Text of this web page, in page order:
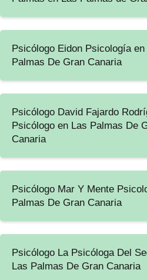
Psicólogo Eidon Psicología en
Palmas De Gran Canaria
Psicólogo David Fajardo
Psicólogo en Las Palmas De
Canaria
Psicólogo Mar Y Mente
Palmas De Gran Canaria
Psicólogo La Psicóloga Del
Las Palmas De Gran Canaria